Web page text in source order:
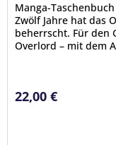
Manga-
Zwölf Jahre hat das
beherrscht. Für den
Overlord – mit dem
22,00 €